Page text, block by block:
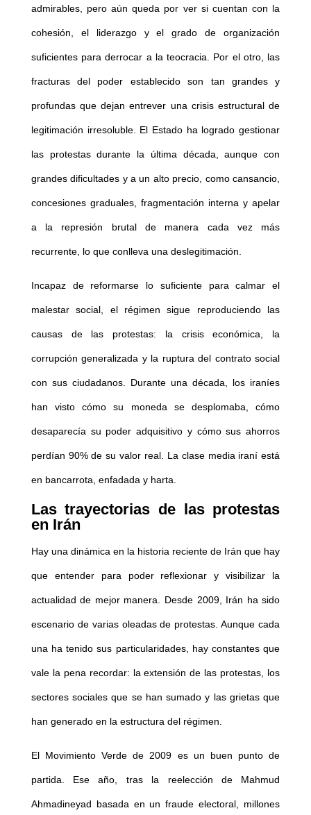
admirables, pero aún queda por ver si cuentan con la
cohesión, el liderazgo y el grado de organización
suficientes para derrocar a la teocracia. Por el otro, las
fracturas del poder establecido son tan grandes y
profundas que dejan entrever una crisis estructural de
legitimación irresoluble. El Estado ha logrado gestionar
las protestas durante la última década, aunque con
grandes dificultades y a un alto precio, como cansancio,
concesiones graduales, fragmentación interna y apelar
a la represión brutal de manera cada vez más
recurrente, lo que conlleva una deslegitimación.
Incapaz de reformarse lo suficiente para calmar el
malestar social, el régimen sigue reproduciendo las
causas de las protestas: la crisis económica, la
corrupción generalizada y la ruptura del contrato social
con sus ciudadanos. Durante una década, los iraníes
han visto cómo su moneda se desplomaba, cómo
desaparecía su poder adquisitivo y cómo sus ahorros
perdían 90% de su valor real. La clase media iraní está
en bancarrota, enfadada y harta.
Las trayectorias de las protestas
en Irán
Hay una dinámica en la historia reciente de Irán que hay
que entender para poder reflexionar y visibilizar la
actualidad de mejor manera. Desde 2009, Irán ha sido
escenario de varias oleadas de protestas. Aunque cada
una ha tenido sus particularidades, hay constantes que
vale la pena recordar: la extensión de las protestas, los
sectores sociales que se han sumado y las grietas que
han generado en la estructura del régimen.
El Movimiento Verde de 2009 es un buen punto de
partida. Ese año, tras la reelección de Mahmud
Ahmadineyad basada en un fraude electoral, millones